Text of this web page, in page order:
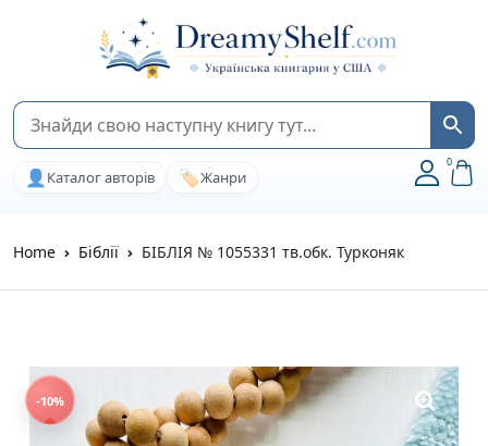
👤 Каталог авторів 🏷️Жанри
0
Home Біблії БІБЛІЯ № 1055331 тв.обк. Турконяк
-10%